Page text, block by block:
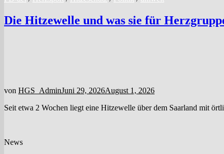
Die Hitzewelle und was sie für
von HGS_AdminJuni 29, 2026August 1, 2026
Seit etwa 2 Wochen liegt eine Hitzewelle über dem Saarland mit
News